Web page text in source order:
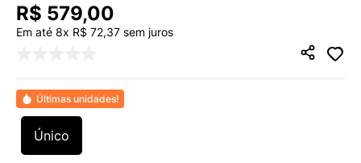
R$ 579,00
Em até 8x R$ 72,37 sem juros
Últimas unidades!
Único
6º
SAMBA
9 º
VANS TÊNIS VANS ULTRARANGE
10º NEW BALANCE 204L